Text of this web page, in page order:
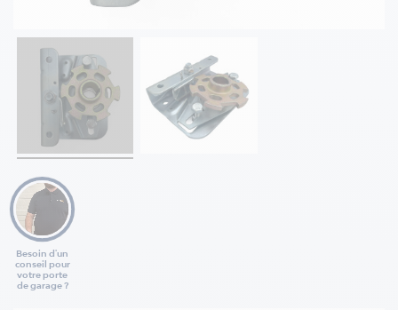
Besoin d'un
conseil pour
votre porte
de garage ?